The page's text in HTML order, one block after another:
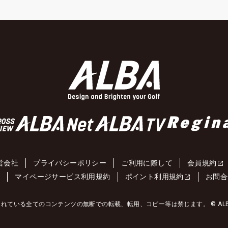
会社 プライバシーポリシー ご利用に際して
会員規約
マイページサービス利用規約 ポイント利用規約 お問
ている全てのコンテンツの無断での転載、転用、コピー等は禁じます。 ©